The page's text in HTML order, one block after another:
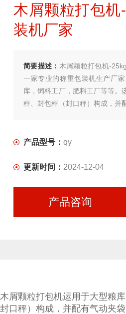
木屑颗粒打包
装机厂家
简要描述： 木屑颗粒打包机-
一家专业的称重包装机生产厂
库，饲料工厂，肥料工厂等等。
秤、封包秤（封口秤）构成，并
产品型号： qy
更新时间： 2024-12-04
产品咨询
屑颗粒打包机运用于大型粮
口秤）构成，并配有气动夹